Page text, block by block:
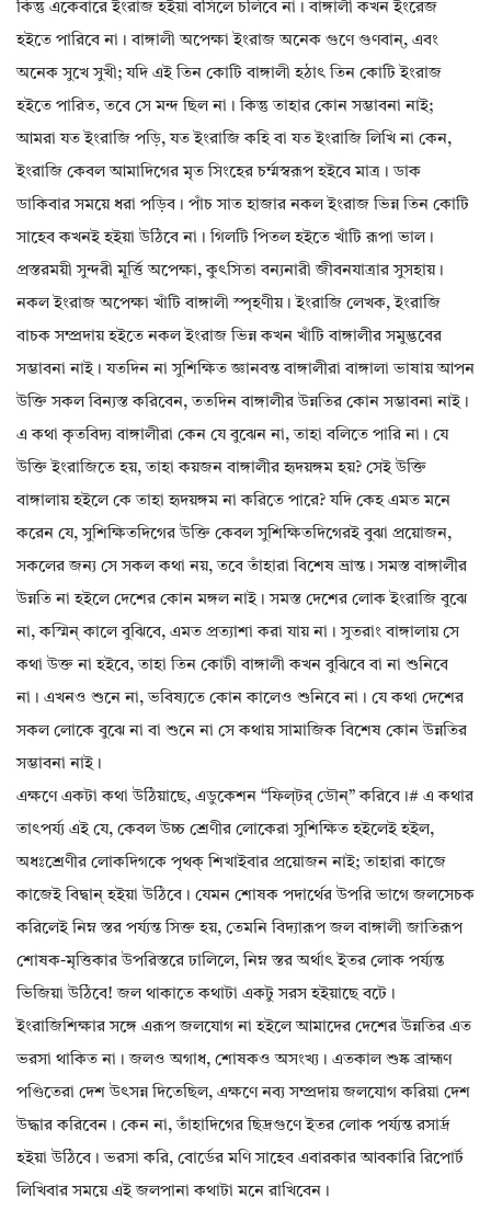
কিন্তু একেবারে ইংরাজ হইয়া বসিলে চলিবে না। বাঙ্গালী কখন ইংরেজ
হইতে পারিবে না। বাঙ্গালী অপেক্ষা ইংরাজ অনেক গুণে গুণবান্, এবং
অনেক সুখে সুখী; যদি এই তিন কোটি বাঙ্গালী হঠাৎ তিন কোটি ইংরাজ
হইতে পারিত, তবে সে মন্দ ছিল না। কিন্তু তাহার কোন সম্ভাবনা নাই;
আমরা যত ইংরাজি পড়ি, যত ইংরাজি কহি বা যত ইংরাজি লিখি না কেন,
ইংরাজি কেবল আমাদিগের মৃত সিংহের চর্ম্মস্বরূপ হইবে মাত্র। ডাক
ডাকিবার সময়ে ধরা পড়িব। পাঁচ সাত হাজার নকল ইংরাজ ভিন্ন তিন কোটি
সাহেব কখনই হইয়া উঠিবে না। গিলটি পিতল হইতে খাঁটি রূপা ভাল।
প্রস্তরময়ী সুন্দরী মূর্ত্তি অপেক্ষা, কুৎসিতা বন্যনারী জীবনযাত্রার সুসহায়।
নকল ইংরাজ অপেক্ষা খাঁটি বাঙ্গালী স্পৃহণীয়। ইংরাজি লেখক, ইংরাজি
বাচক সম্প্রদায় হইতে নকল ইংরাজ ভিন্ন কখন খাঁটি বাঙ্গালীর সমুদ্ভবের
সম্ভাবনা নাই। যতদিন না সুশিক্ষিত জ্ঞানবন্ত বাঙ্গালীরা বাঙ্গালা ভাষায় আপন
উক্তি সকল বিন্যস্ত করিবেন, ততদিন বাঙ্গালীর উন্নতির কোন সম্ভাবনা নাই।
এ কথা কৃতবিদ্য বাঙ্গালীরা কেন যে বুঝেন না, তাহা বলিতে পারি না। যে
উক্তি ইংরাজিতে হয়, তাহা কয়জন বাঙ্গালীর হৃদয়ঙ্গম হয়? সেই উক্তি
বাঙ্গালায় হইলে কে তাহা হৃদয়ঙ্গম না করিতে পারে? যদি কেহ এমত মনে
করেন যে, সুশিক্ষিতদিগের উক্তি কেবল সুশিক্ষিতদিগেরই বুঝা প্রয়োজন,
সকলের জন্য সে সকল কথা নয়, তবে তাঁহারা বিশেষ ভ্রান্ত। সমস্ত বাঙ্গালীর
উন্নতি না হইলে দেশের কোন মঙ্গল নাই। সমস্ত দেশের লোক ইংরাজি বুঝে
না, কস্মিন্ কালে বুঝিবে, এমত প্রত্যাশা করা যায় না। সুতরাং বাঙ্গালায় সে
কথা উক্ত না হইবে, তাহা তিন কোটী বাঙ্গালী কখন বুঝিবে বা না শুনিবে
না। এখনও শুনে না, ভবিষ্যতে কোন কালেও শুনিবে না। যে কথা দেশের
সকল লোকে বুঝে না বা শুনে না সে কথায় সামাজিক বিশেষ কোন উন্নতির
সম্ভাবনা নাই।
এক্ষণে একটা কথা উঠিয়াছে, এডুকেশন “ফিল্‌টর্ ডৌন্” করিবে।# এ কথার
তাৎপর্য্য এই যে, কেবল উচ্চ শ্রেণীর লোকেরা সুশিক্ষিত হইলেই হইল,
অধঃশ্রেণীর লোকদিগকে পৃথক্ শিখাইবার প্রয়োজন নাই; তাহারা কাজে
কাজেই বিদ্বান্ হইয়া উঠিবে। যেমন শোষক পদার্থের উপরি ভাগে জলসেচক
করিলেই নিম্ন স্তর পর্য্যন্ত সিক্ত হয়, তেমনি বিদ্যারূপ জল বাঙ্গালী জাতিরূপ
শোষক-মৃত্তিকার উপরিস্তরে ঢালিলে, নিম্ন স্তর অর্থাৎ ইতর লোক পর্য্যন্ত
ভিজিয়া উঠিবে! জল থাকাতে কথাটা একটু সরস হইয়াছে বটে।
ইংরাজিশিক্ষার সঙ্গে এরূপ জলযোগ না হইলে আমাদের দেশের উন্নতির এত
ভরসা থাকিত না। জলও অগাধ, শোষকও অসংখ্য। এতকাল শুষ্ক ব্রাহ্মণ
পণ্ডিতেরা দেশ উৎসন্ন দিতেছিল, এক্ষণে নব্য সম্প্রদায় জলযোগ করিয়া দেশ
উদ্ধার করিবেন। কেন না, তাঁহাদিগের ছিদ্রগুণে ইতর লোক পর্য্যন্ত রসার্দ্র
হইয়া উঠিবে। ভরসা করি, বোর্ডের মণি সাহেব এবারকার আবকারি রিপোর্ট
লিখিবার সময়ে এই জলপানা কথাটা মনে রাখিবেন।